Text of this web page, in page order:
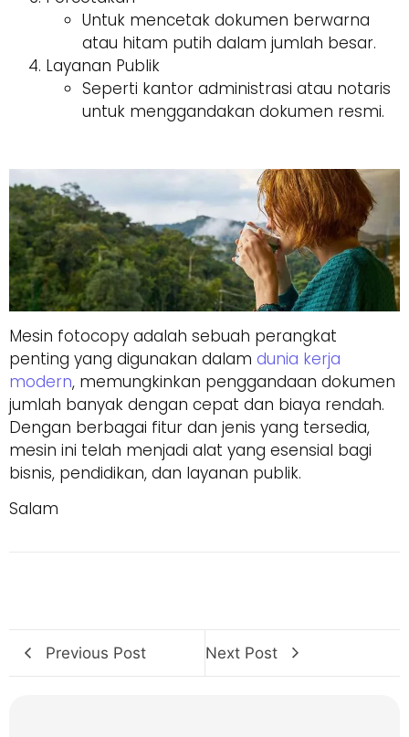
Untuk mencetak dokumen berwarna
atau hitam putih dalam jumlah besar.
Layanan Publik
Seperti kantor administrasi atau notaris
untuk menggandakan dokumen resmi.
Mesin fotocopy adalah sebuah perangkat
penting yang digunakan dalam dunia kerja
modern, memungkinkan penggandaan dokumen
jumlah banyak dengan cepat dan biaya rendah.
Dengan berbagai fitur dan jenis yang tersedia,
mesin ini telah menjadi alat yang esensial bagi
bisnis, pendidikan, dan layanan publik.
Salam
Previous Post Next Post